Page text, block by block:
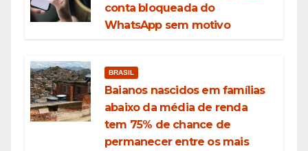
conta bloqueada do
WhatsApp sem motivo
BRASIL
Baianos nascidos em famílias
abaixo da média de renda
tem 75% de chance de
permanecer entre os mais